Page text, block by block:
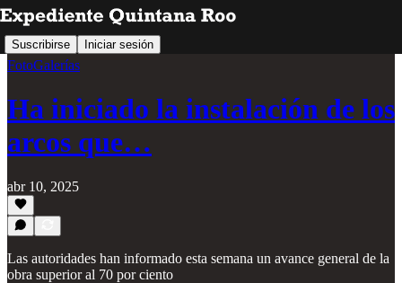
Suscribirse Iniciar sesión
FotoGalerías
Ha iniciado la instalación de los
arcos que…
abr 10, 2025
Las autoridades han informado esta semana un avance general de la
obra superior al 70 por ciento